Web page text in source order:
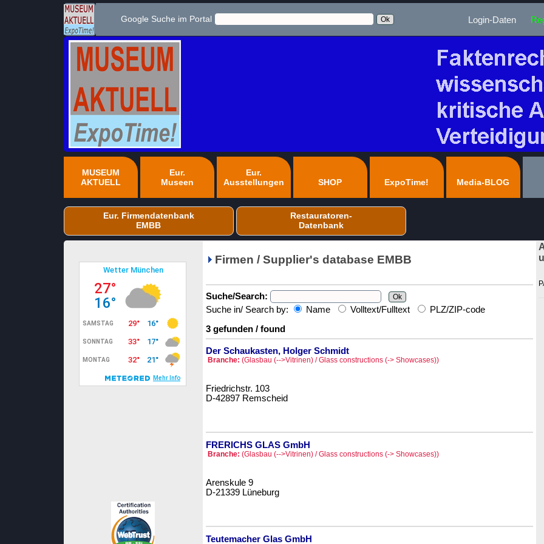
Google Suche im Portal Login-Daten
MUSEUM
AKTUELL
Eur.
Museen
Eur.
Ausstellungen
SHOP ExpoTime! Media-BLOG
Eur. Firmendatenbank
EMBB
Restauratoren-
Datenbank
Firmen / Supplier's database EMBB
Suche/Search:
Suche in/ Search by:
Name Volltext/Fulltext
PLZ/ZIP-code
3 gefunden / found
Der Schaukasten, Holger Schmidt
Branche: (Glasbau (-->Vitrinen) / Glass constructions (-> Showcases))
Friedrichstr. 103
D-42897 Remscheid
FRERICHS GLAS GmbH
Branche: (Glasbau (-->Vitrinen) / Glass constructions (-> Showcases))
Arenskule 9
D-21339 Lüneburg
Teutemacher Glas GmbH